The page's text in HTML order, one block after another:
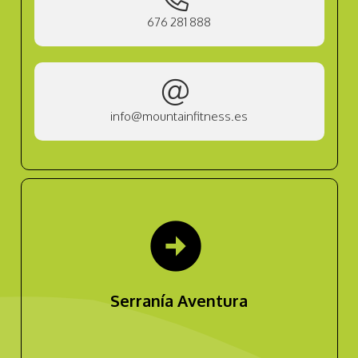
676 281 888
info@mountainfitness.es
arrow_circle_right
Serranía Aventura